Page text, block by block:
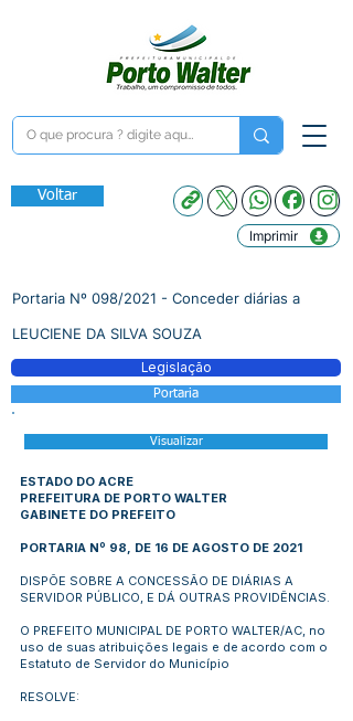
Voltar
Imprimir
Portaria Nº 098/2021 - Conceder diárias a
LEUCIENE DA SILVA SOUZA
Legislação
Portaria
Visualizar
ESTADO DO ACRE
PREFEITURA DE PORTO WALTER
GABINETE DO PREFEITO
PORTARIA Nº 98, DE 16 DE AGOSTO DE 2021
DISPÕE SOBRE A CONCESSÃO DE DIÁRIAS A
SERVIDOR PÚBLICO, E DÁ OUTRAS PROVIDÊNCIAS.
O PREFEITO MUNICIPAL DE PORTO WALTER/AC, no
uso de suas atribuições legais e de acordo com o
Estatuto de Servidor do Município
RESOLVE: